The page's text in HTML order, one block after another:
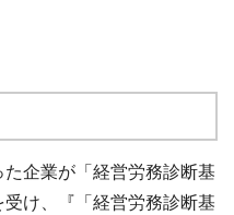
た企業が「経営労務診断基
け、『「経営労務診断基